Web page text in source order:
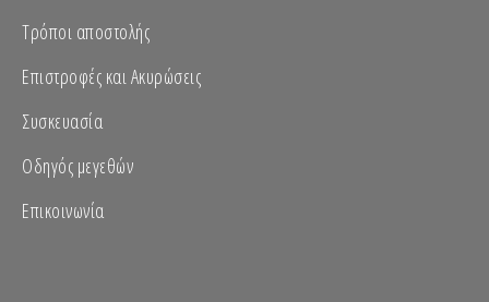
Τρόποι αποστολής
Επιστροφές και Ακυρώσεις
Συσκευασία
Οδηγός μεγεθών
Επικοινωνία